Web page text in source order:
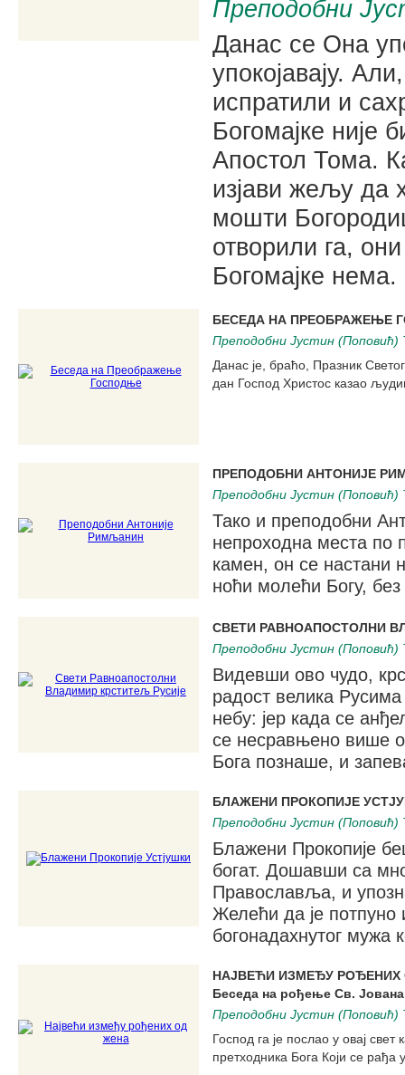
Преподобни
Данас се Она
упокојавају.
испратили и
Богомајке није
Апостол Тома.
изјави жељу да
мошти
отворили га,
Богомајке нема.
БЕСЕДА НА ПРЕОБРАЖЕЊЕ
Преподобни Јустин (Поповић)
Данас је, браћо, Празник
дан Господ Христос казао
ПРЕПОДОБНИ АНТОНИЈЕ
Преподобни Јустин (Поповић)
Тако и преподобни
непроходна места по
камен, он се
ноћи молећи Богу,
СВЕТИ РАВНОАПОСТОЛНИ
Преподобни Јустин (Поповић)
Видевши ово чудо,
радост велика
небу: јер када се
се несравњено више
Бога познаше, и
БЛАЖЕНИ ПРОКОПИЈЕ
Преподобни Јустин (Поповић)
Блажени Прокопије
богат. Дошавши са
Православља, и
Желећи да је потпуно
богонадахнутог мужа
НАЈВЕЋИ ИЗМЕЂУ
Беседа на рођење Св.
Преподобни Јустин (Поповић)
Господ га је послао у овај
претходника Бога Који се рађа